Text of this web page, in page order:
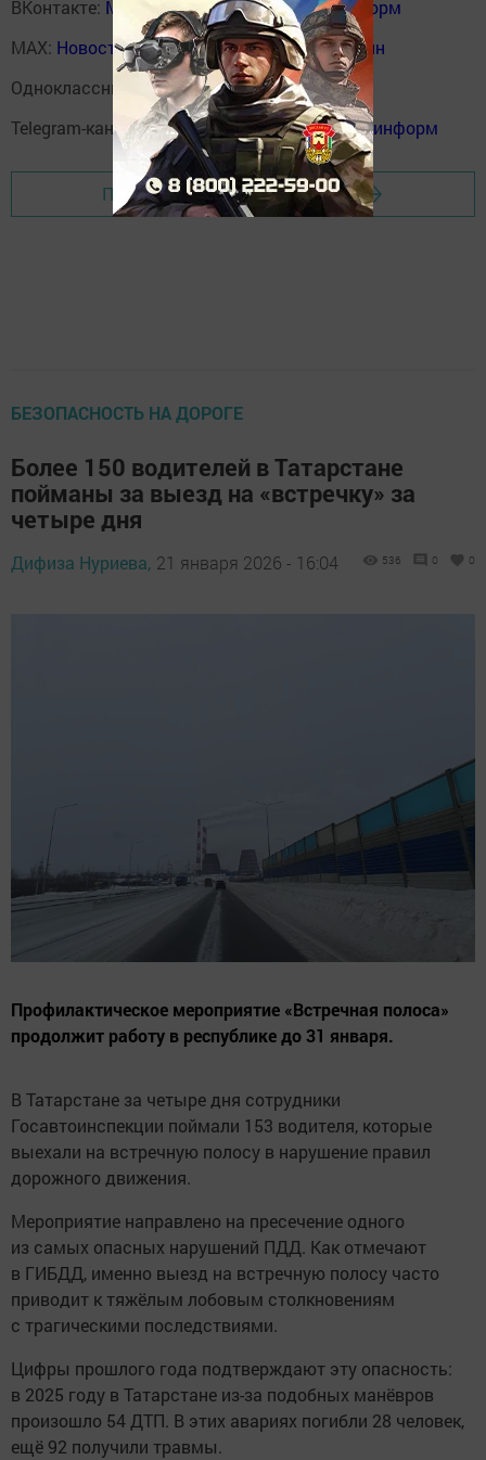
ВКонтакте: Мензелинск news - Мензеля-информ
MAX: Новости Мензелинска - Мензеля онлайн
Одноклассники: ok.ru/menzelinsk
Telegram-канал:Мензелинск news - Мензеля-информ
Перейти на страницу новости
БЕЗОПАСНОСТЬ НА ДОРОГЕ
Более 150 водителей в Татарстане
пойманы за выезд на «встречку» за
четыре дня
Дифиза Нуриева, 21 января 2026 - 16:04 536 0 0
Профилактическое мероприятие «Встречная полоса»
продолжит работу в республике до 31 января.
В Татарстане за четыре дня сотрудники
Госавтоинспекции поймали 153 водителя, которые
выехали на встречную полосу в нарушение правил
дорожного движения.
Мероприятие направлено на пресечение одного
из самых опасных нарушений ПДД. Как отмечают
в ГИБДД, именно выезд на встречную полосу часто
приводит к тяжёлым лобовым столкновениям
с трагическими последствиями.
Цифры прошлого года подтверждают эту опасность:
в 2025 году в Татарстане из-за подобных манёвров
произошло 54 ДТП. В этих авариях погибли 28 человек,
ещё 92 получили травмы.